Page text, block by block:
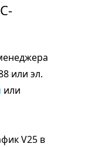
или эл.
или
V25 в